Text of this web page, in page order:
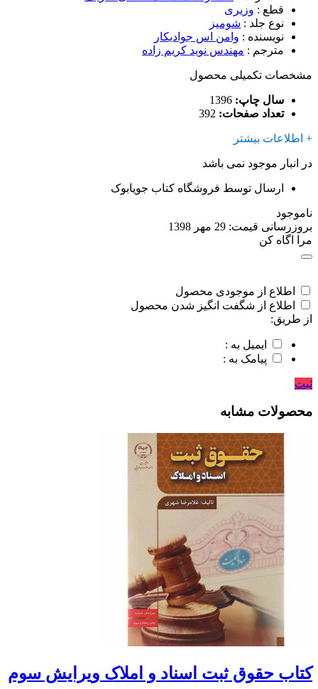
قطع : وزیری
نوع جلد : شومیز
نویسنده : وامن اس جواديکار
مترجم : مهندس نوید کریم زاده
مشخصات تکمیلی محصول
سال چاپ:
تعداد صفحات:
+ اطلاعات بیشتر
در انبار موجود نمی باشد
ارسال توسط فروشگاه کتاب جویابوک
ناموجود
بروزرسانی قیمت: 29 مهر 1398
مرا اگاه کن
اطلاع از موجودی محصول
اطلاع از شگفت انگیز شدن محصول
از طریق:
ایمیل به :
پیامک به :
ثبت
محصولات مشابه
کتاب حقوق ثبت اسناد و املاک ویرایش سوم